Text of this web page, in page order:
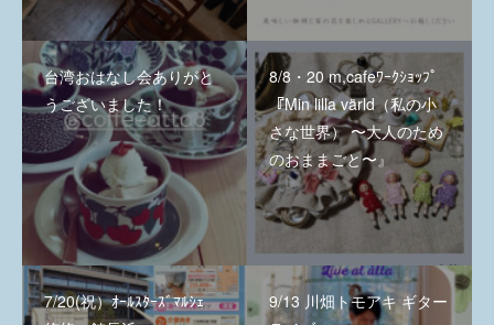
台湾おはなし会ありがと
うございました！
8/8・20 m,cafeﾜｰｸｼｮｯﾌﾟ
『Min lilla värld（私の小
さな世界） 〜大人のため
のおままごと〜』
7/20(祝）ｵｰﾙｽﾀｰｽﾞﾏﾙｼｪ
9/13 川畑トモアキ ギター